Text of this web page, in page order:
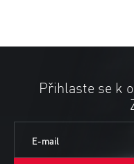
Přihlaste se k
E-mail